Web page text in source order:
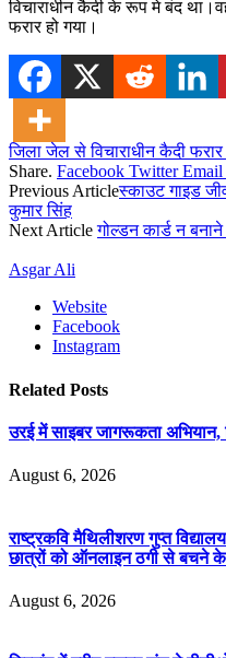
विचाराधीन कैदी के रूप मे बंद
फरार हो गया।
जिला जेल से विचाराधीन कैदी
Share. Facebook Twitter Email
Previous Articleस्काउट गाइड
कुमार सिंह
Next Articleगोल्डन कार्ड न
Asgar Ali
Website
Facebook
Instagram
Related Posts
उरई में साइबर जागरूकता
August 6, 2026
राष्ट्रकवि मैथिलीशरण गुप्त
छात्रों को ऑनलाइन ठगी से बचने के
August 6, 2026